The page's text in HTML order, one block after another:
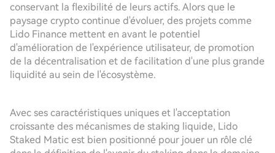
conservant la flexibilité de leurs actifs. Alors que le
paysage crypto continue d'évoluer, des projets comme
Lido Finance mettent en avant le potentiel
d'amélioration de l'expérience utilisateur, de promotion
de la décentralisation et de facilitation d'une plus grande
liquidité au sein de l'écosystème.
Avec ses caractéristiques uniques et l'acceptation
croissante des mécanismes de staking liquide, Lido
Staked Matic est bien positionné pour jouer un rôle clé